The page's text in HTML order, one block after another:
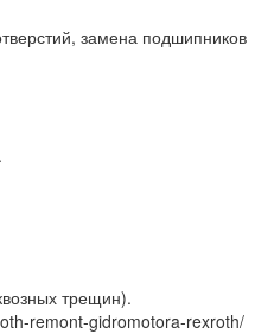
замена подшипников
трещин).
remont-gidromotora-rexroth/